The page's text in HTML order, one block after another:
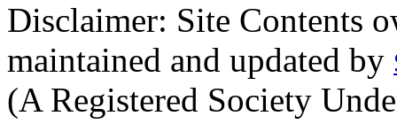
Disclaimer: Site Contents
maintained and updated by
(A Registered Society